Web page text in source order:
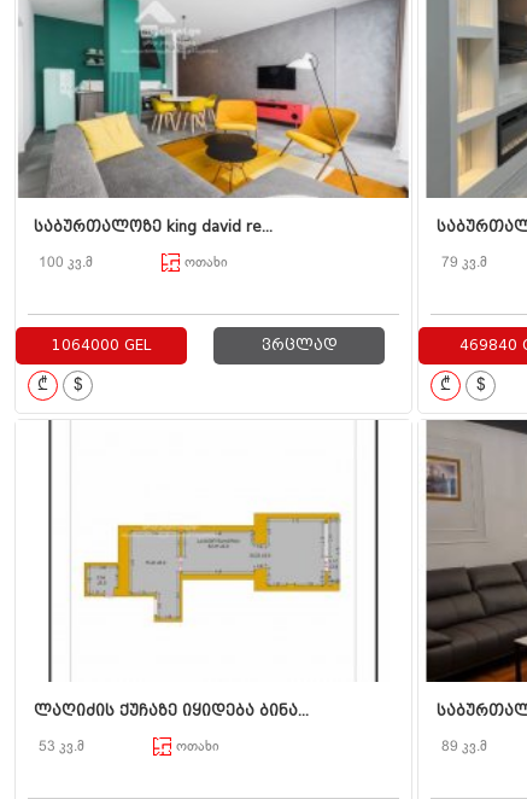
საბურთალოზე king david re...
100 კვ.მ ოთახი
1064000 GEL ვრცლად
₾ $
79 კვ.მ
469840
₾ $
ლაღიძის ქუჩაზე იყიდება ბინა...
53 კვ.მ ოთახი 89 კვ.მ